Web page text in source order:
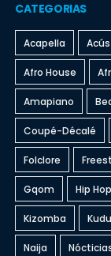
CATEGORIAS
Acapella
Afro House
Amapiano
Coupé-Décalé
Folclore
Gqom Hip Hop
Kizomba
Naija